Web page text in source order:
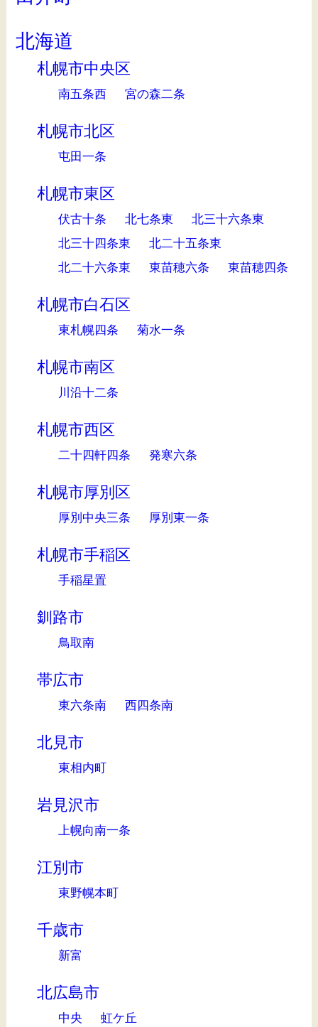
北海道
札幌市中央区
南五条西 宮の森二条
札幌市北区
屯田一条
札幌市東区
伏古十条 北七条東
北三十六条東
北三十四条東
北二十五条東
北二十六条東
東苗穂六条 東苗穂四条
札幌市白石区
東札幌四条 菊水一条
札幌市南区
川沿十二条
札幌市西区
二十四軒四条 発寒六条
札幌市厚別区
厚別中央三条 厚別東一条
札幌市手稲区
手稲星置
釧路市
鳥取南
帯広市
東六条南 西四条南
北見市
東相内町
岩見沢市
上幌向南一条
江別市
東野幌本町
千歳市
新富
北広島市
中央 虹ケ丘